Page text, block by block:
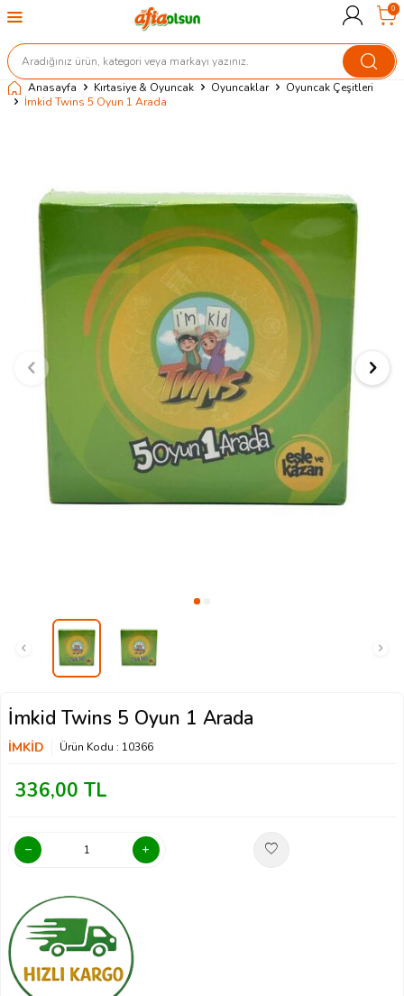
0
Anasayfa Kırtasiye & Oyuncak Oyuncaklar
Oyuncak Çeşitleri
İmkid Twins 5 Oyun 1 Arada
İmkid Twins 5 Oyun 1 Arada
İMKİD Ürün Kodu : 10366
336,00 TL